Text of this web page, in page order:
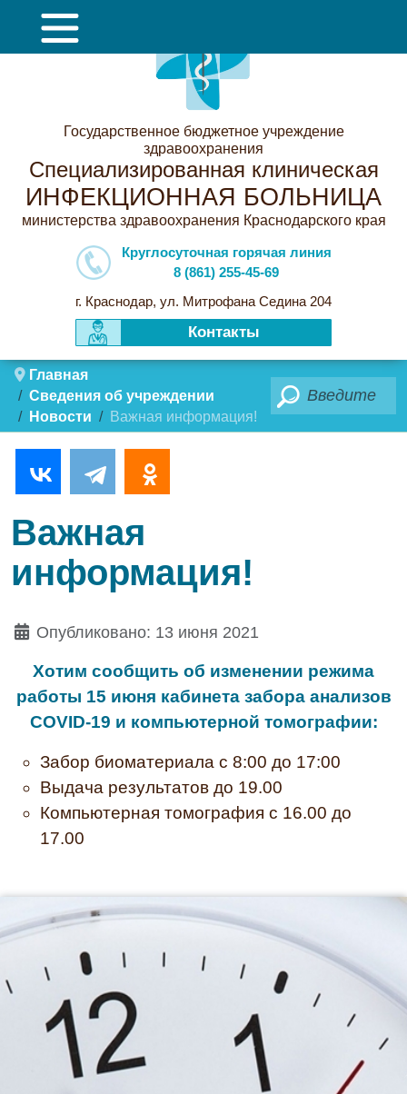
Государственное бюджетное учреждение
здравоохранения
Специализированная клиническая
ИНФЕКЦИОННАЯ БОЛЬНИЦА
министерства здравоохранения Краснодарского края
Круглосуточная горячая линия
8 (861) 255-45-69
г. Краснодар, ул. Митрофана Седина 204
Контакты
Главная
Сведения об учреждении
Новости
Важная информация!
Поиск
Важная
информация!
Опубликовано: 13 июня 2021
Хотим сообщить об изменении режима
работы 15 июня кабинета забора анализов
COVID-19 и компьютерной томографии:
Забор биоматериала с 8:00 до 17:00
Выдача результатов до 19.00
Компьютерная томография с 16.00 до
17.00